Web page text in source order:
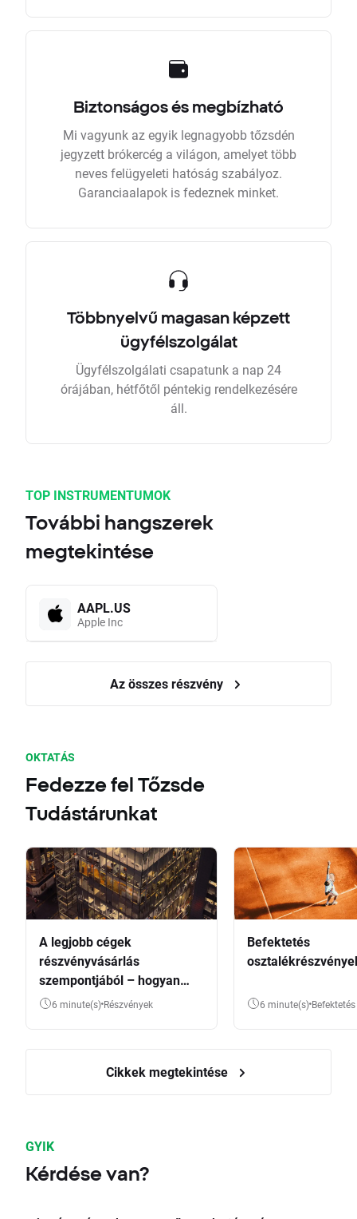
Biztonságos és megbízható
Mi vagyunk az egyik legnagyobb tőzsdén
jegyzett brókercég a világon, amelyet több
neves felügyeleti hatóság szabályoz.
Garanciaalapok is fedeznek minket.
Többnyelvű magasan képzett
ügyfélszolgálat
Ügyfélszolgálati csapatunk a nap 24
órájában, hétfőtől péntekig rendelkezésére
áll.
TOP INSTRUMENTUMOK
További hangszerek
megtekintése
AAPL.US
Apple Inc
Az összes részvény
OKTATÁS
Fedezze fel Tőzsde
Tudástárunkat
A legjobb cégek
részvényvásárlás
szempontjából – hogyan
válasszunk?
6 minute(s) Részvények
Befektetés
6 minute(s) Befektetés
Cikkek megtekintése
GYIK
Kérdése van?